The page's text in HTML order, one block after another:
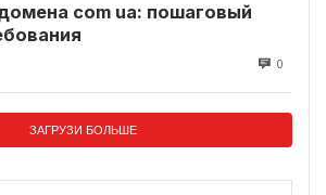
com ua: пошаговый
0
ЗАГРУЗИ БОЛЬШЕ